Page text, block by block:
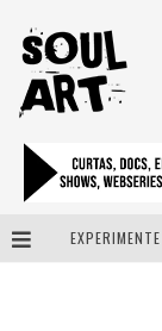
EXPERIMENTE